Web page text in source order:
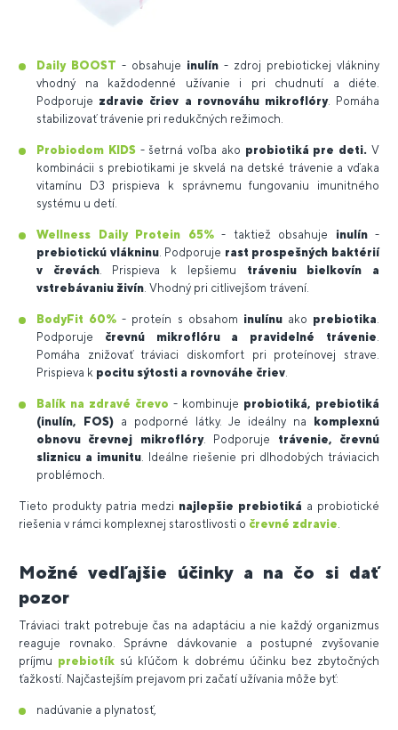
Daily BOOST - obsahuje inulín - zdroj prebiotickej vlákniny
vhodný na každodenné užívanie i pri chudnutí a diéte.
Podporuje zdravie čriev a rovnováhu mikroflóry. Pomáha
stabilizovať trávenie pri redukčných režimoch.
Probiodom KIDS- šetrná voľba ako probiotiká pre deti. V
kombinácii s prebiotikami je skvelá na detské trávenie a vďaka
vitamínu D3 prispieva k správnemu fungovaniu imunitného
systému u detí.
Wellness Daily Protein 65%- taktiež obsahuje inulín-
prebiotickú vlákninu. Podporuje rast prospešných baktérií
v črevách. Prispieva k lepšiemu tráveniu bielkovín a
vstrebávaniu živín. Vhodný pri citlivejšom trávení.
BodyFit 60% - proteín s obsahom inulínuako prebiotika.
Podporuje črevnú mikroflóru a pravidelné trávenie.
Pomáha znižovať tráviaci diskomfort pri proteínovej strave.
Prispieva k pocitu sýtosti a rovnováhe čriev.
Balík na zdravé črevo - kombinuje probiotiká, prebiotiká
(inulín, FOS)a podporné látky. Je ideálny na
komplexnú
obnovu črevnej mikroflóry. Podporuje trávenie, črevnú
sliznicu a imunitu. Ideálne riešenie pri dlhodobých tráviacich
problémoch.
Tieto produkty patria medzi najlepšie prebiotiká a probiotické
riešenia v rámci komplexnej starostlivosti o črevné zdravie.
Možné vedľajšie účinky a na čo si dať
pozor
Tráviaci trakt potrebuje čas na adaptáciu a nie každý organizmus
reaguje rovnako. Správne dávkovanie a postupné zvyšovanie
príjmu prebiotík sú kľúčom k dobrému účinku bez zbytočných
ťažkostí. Najčastejším prejavom pri začatí užívania môže byť:
nadúvanie a plynatosť,